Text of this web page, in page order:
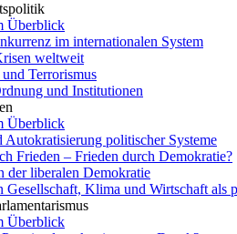
Überblick
im internationalen System
weltweit
Terrorismus
und Institutionen
Überblick
Autokratisierung politischer Systeme
Frieden – Frieden durch Demokratie?
der liberalen Demokratie
Gesellschaft, Klima und Wirtschaft als
Überblick